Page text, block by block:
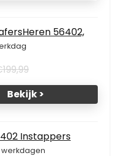
56402,
Bekijk >
Instappers
werkdagen